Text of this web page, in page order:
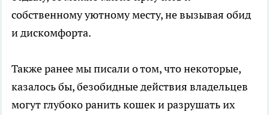
собственному уютному месту, не вызывая обид
и дискомфорта.
Также ранее мы писали о том, что некоторые,
казалось бы, безобидные действия владельцев
могут глубоко ранить кошек и разрушать их